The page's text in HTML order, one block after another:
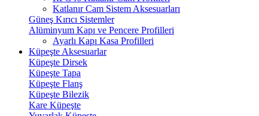
Katlanır Cam Sistem Aksesuarları
Güneş Kırıcı Sistemler
Alüminyum Kapı ve Pencere Profilleri
Ayarlı Kapı Kasa Profilleri
Küpeşte Aksesuarlar
Küpeşte Dirsek
Küpeşte Tapa
Küpeşte Flanş
Küpeşte Bilezik
Kare Küpeşte